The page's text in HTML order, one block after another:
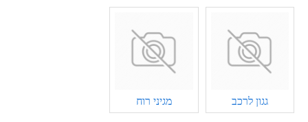
גגון לרכב מגיני רוח